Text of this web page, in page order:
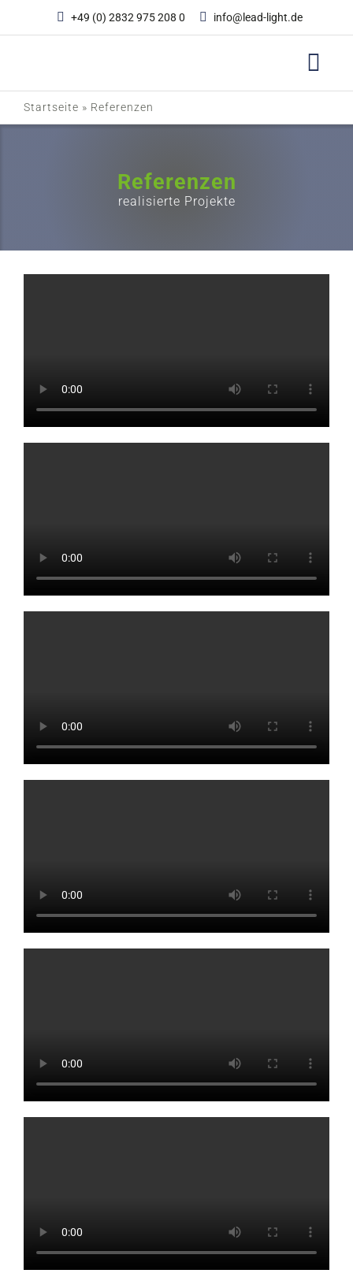
+49 (0) 2832 975 208 0 info@lead-light.de
Startseite » Referenzen
Referenzen
realisierte Projekte